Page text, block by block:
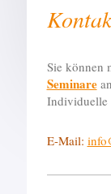
Sie können
Seminare
Individuelle
E-Mail: